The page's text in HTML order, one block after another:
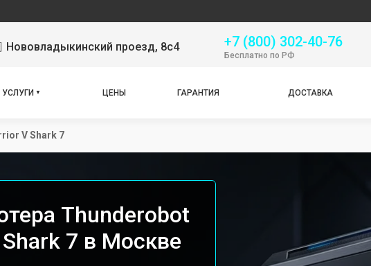
Нововладыкинский проезд, 8с4 +7 (800) 302-40-76
Бесплатно по РФ
УСЛУГИ ЦЕНЫ ГАРАНТИЯ ДОСТАВКА
V Shark 7
Thunderobot
7 в Москве